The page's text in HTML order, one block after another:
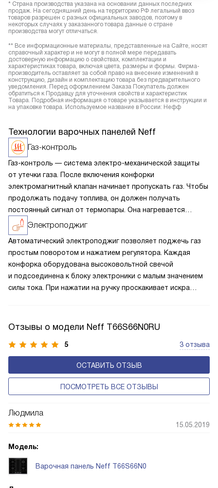
* Страна производства указана на основании данных последних
продаж. На сегодняшний день на территорию РФ легальный ввоз
товаров разрешен с разных официальных заводов, поэтому в
некоторых случаях у заказанного товара данные о стране
производства могут отличаться.
** Все информационные материалы, представленные на Сайте, носят
справочный характер и не могут в полной мере передавать
достоверную информацию о свойствах, комплектации и
характеристиках товара, включая цвета, размеры и формы. Фирма-
производитель оставляет за собой право на внесение изменений в
конструкцию, дизайн и комплектацию товара без предварительного
уведомления. Перед оформлением Заказа Покупатель должен
обратиться к Продавцу для уточнения свойств и характеристик
Товара. Подробная информация о товаре указывается в инструкции и
на упаковке товара. Используемое название в России: Нефф
Технологии варочных панелей Neff
Газ-контроль
Газ-контроль — система электро-механической защиты
от утечки газа. После включения конфорки
электромагнитный клапан начинает пропускать газ. Чтобы
продолжать подачу топлива, он должен получать
постоянный сигнал от термопары. Она нагревается
от пламени, намагничивает клапан и держит его
открытым. Если же пламя тухнет, термопара остывает,
электричество пропадает — и клапан перекрывает
подачу топлива.
Электроподжиг
Автоматический электроподжиг позволяет поджечь газ
простым поворотом и нажатием регулятора. Каждая
конфорка оборудована высоковольтной свечой
и подсоединена к блоку электроники с малым значением
силы тока. При нажатии на ручку проскакивает искра
током, а также исключено срабатывание электроподжига
при случайном нажатии. В случае отсутствия
электрического напряжения в цепи розжиг производится
спичками или пьезозажигалкой.
Отзывы о модели Neff T66S66N0RU
5 3 отзыва
ОСТАВИТЬ ОТЗЫВ
ПОСМОТРЕТЬ ВСЕ ОТЗЫВЫ
Людмила
15.05.2019
Модель:
Варочная панель Neff T66S66N0